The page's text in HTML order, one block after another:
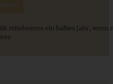
mindestens ein halbes Jahr, wenn